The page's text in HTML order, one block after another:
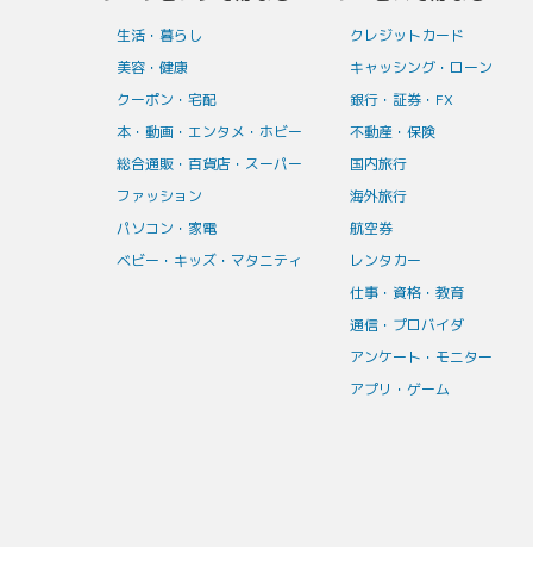
生活・暮らし
美容・健康
クーポン・宅配
本・動画・エンタメ・ホビー
総合通販・百貨店・スーパー
ファッション
パソコン・家電
ベビー・キッズ・マタニティ
クレジットカード
キャッシング・ローン
銀行・証券・FX
不動産・保険
国内旅行
海外旅行
航空券
レンタカー
仕事・資格・教育
通信・プロバイダ
アンケート・モニター
アプリ・ゲーム